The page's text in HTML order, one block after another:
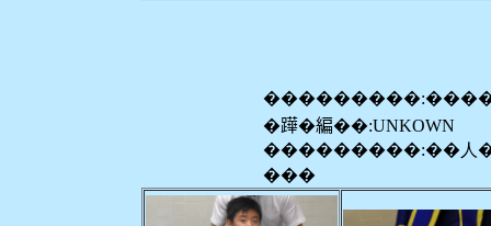
�𨅯�編��:UNKOWN
���������:��人�
���